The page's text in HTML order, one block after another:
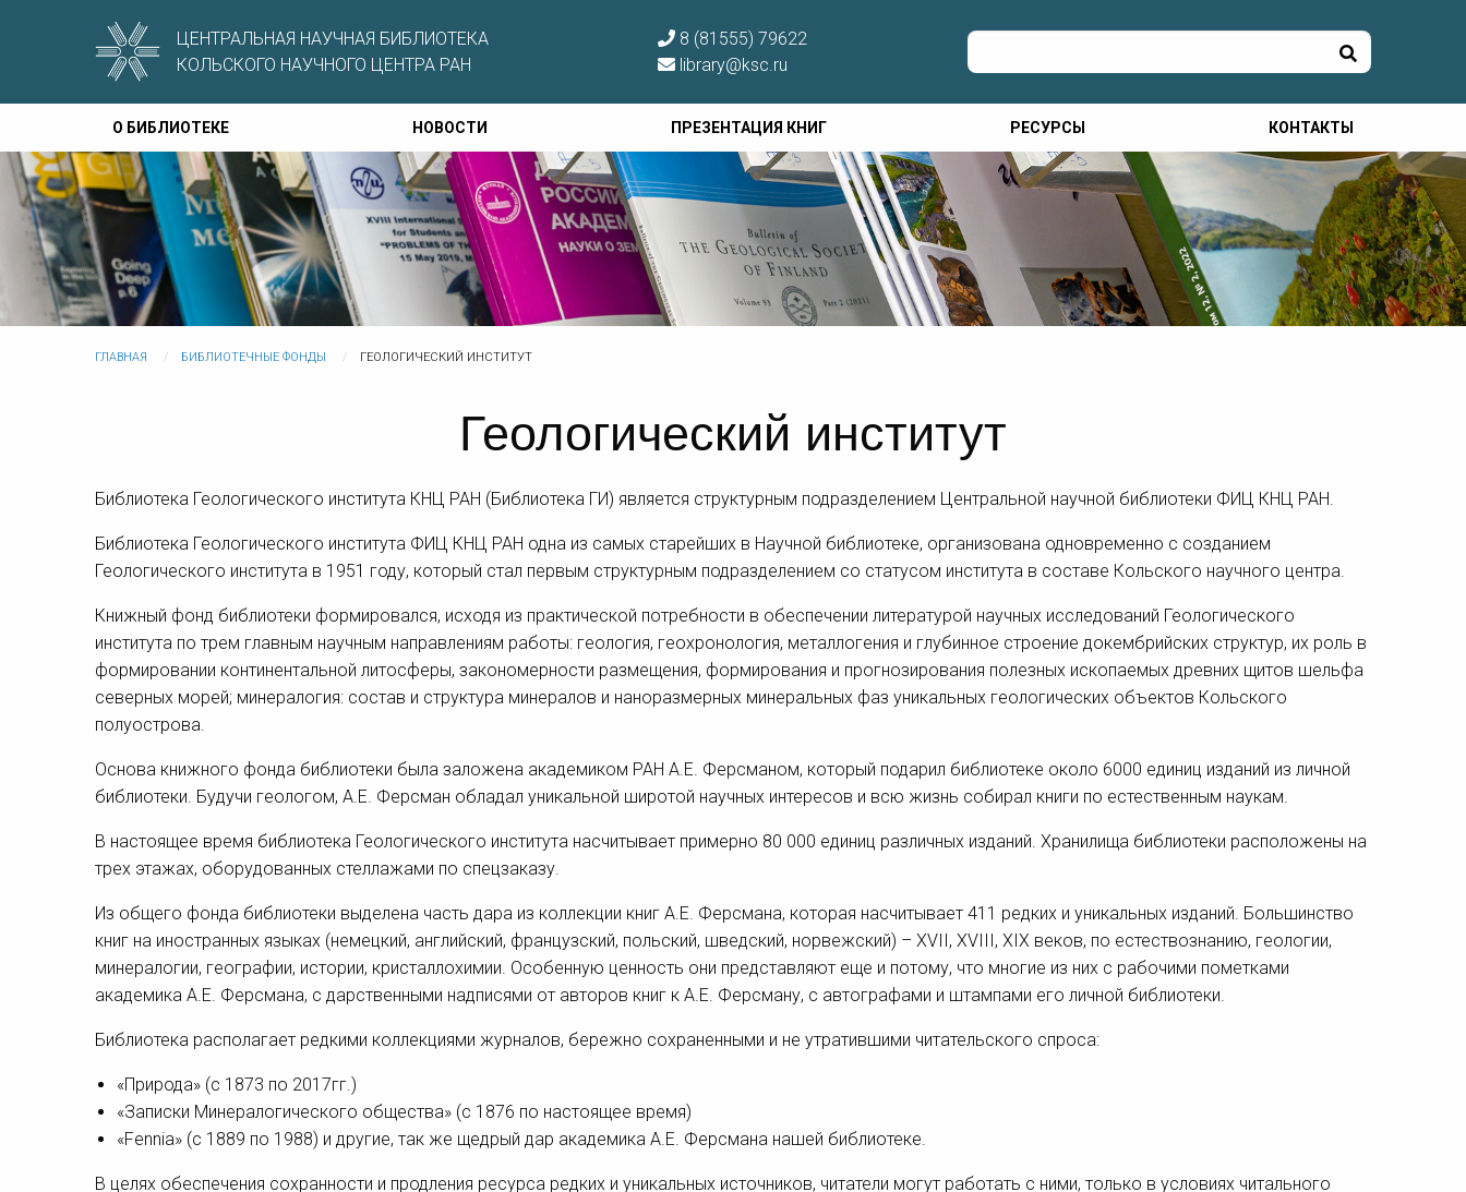
ЦЕНТРАЛЬНАЯ НАУЧНАЯ БИБЛИОТЕКА
КОЛЬСКОГО НАУЧНОГО ЦЕНТРА РАН
8 (81555) 79622
library@ksc.ru
О БИБЛИОТЕКЕ НОВОСТИ ПРЕЗЕНТАЦИЯ КНИГ РЕСУРСЫ КОНТАКТЫ
ГЛАВНАЯ БИБЛИОТЕЧНЫЕ ФОНДЫ ГЕОЛОГИЧЕСКИЙ ИНСТИТУТ
Геологический институт
Библиотека Геологического института КНЦ РАН (Библиотека ГИ) является структурным подразделением Центральной научной библиотеки ФИЦ КНЦ РАН.
Библиотека Геологического института ФИЦ КНЦ РАН одна из самых старейших в Научной библиотеке, организована одновременно с созданием
Геологического института в 1951 году, который стал первым структурным подразделением со статусом института в составе Кольского научного центра.
Книжный фонд библиотеки формировался, исходя из практической потребности в обеспечении литературой научных исследований Геологического
института по трем главным научным направлениям работы: геология, геохронология, металлогения и глубинное строение докембрийских структур, их роль в
формировании континентальной литосферы, закономерности размещения, формирования и прогнозирования полезных ископаемых древних щитов шельфа
северных морей; минералогия: состав и структура минералов и наноразмерных минеральных фаз уникальных геологических объектов Кольского
полуострова.
Основа книжного фонда библиотеки была заложена академиком РАН А.Е. Ферсманом, который подарил библиотеке около 6000 единиц изданий из личной
библиотеки. Будучи геологом, А.Е. Ферсман обладал уникальной широтой научных интересов и всю жизнь собирал книги по естественным наукам.
В настоящее время библиотека Геологического института насчитывает примерно 80 000 единиц различных изданий. Хранилища библиотеки расположены на
трех этажах, оборудованных стеллажами по спецзаказу.
Из общего фонда библиотеки выделена часть дара из коллекции книг А.Е. Ферсмана, которая насчитывает 411 редких и уникальных изданий. Большинство
книг на иностранных языках (немецкий, английский, французский, польский, шведский, норвежский) – XVII, XVIII, XIX веков, по естествознанию, геологии,
минералогии, географии, истории, кристаллохимии. Особенную ценность они представляют еще и потому, что многие из них с рабочими пометками
академика А.Е. Ферсмана, с дарственными надписями от авторов книг к А.Е. Ферсману, с автографами и штампами его личной библиотеки.
Библиотека располагает редкими коллекциями журналов, бережно сохраненными и не утратившими читательского спроса:
«Природа» (с 1873 по 2017гг.)
«Записки Минералогического общества» (с 1876 по настоящее время)
«Fennia» (с 1889 по 1988) и другие, так же щедрый дар академика А.Е. Ферсмана нашей библиотеке.
В целях обеспечения сохранности и продления ресурса редких и уникальных источников, читатели могут работать с ними, только в условиях читального